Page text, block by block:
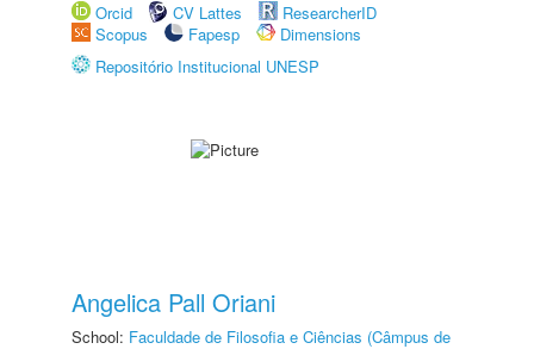
Orcid
CV Lattes
ResearcherID
Scopus
Fapesp
Dimensions
Repositório Institucional UNESP
Angelica Pall Oriani
School: Faculdade de Filosofia e Ciências (Câmpus de